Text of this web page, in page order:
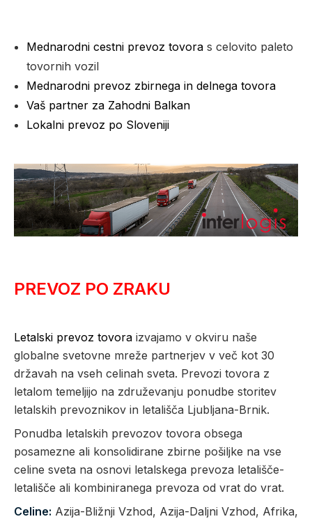
Mednarodni cestni prevoz tovora s celovito paleto
tovornih vozil
Mednarodni prevoz zbirnega in delnega tovora
Vaš partner za Zahodni Balkan
Lokalni prevoz po Sloveniji
PREVOZ PO ZRAKU
Letalski prevoz tovora izvajamo v okviru naše
globalne svetovne mreže partnerjev v več kot 30
državah na vseh celinah sveta. Prevozi tovora z
letalom temeljijo na združevanju ponudbe storitev
letalskih prevoznikov in letališča Ljubljana-Brnik.
Ponudba letalskih prevozov tovora obsega
posamezne ali konsolidirane zbirne pošiljke na vse
celine sveta na osnovi letalskega prevoza letališče-
letališče ali kombiniranega prevoza od vrat do vrat.
Celine: Azija-Bližnji Vzhod, Azija-Daljni Vzhod, Afrika,